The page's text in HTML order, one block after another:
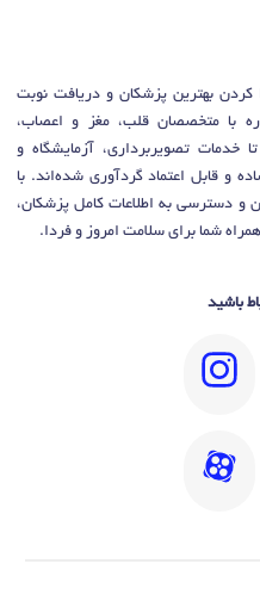
کردن بهترین پزشکان و دریافت نوبت
با متخصصان قلب، مغز و اعصاب،
تصویربرداری، آزمایشگاه و
و قابل اعتماد گردآوری شده‌اند. با
و دسترسی به اطلاعات کامل پزشکان،
شما برای سلامت امروز و فردا.
باشید